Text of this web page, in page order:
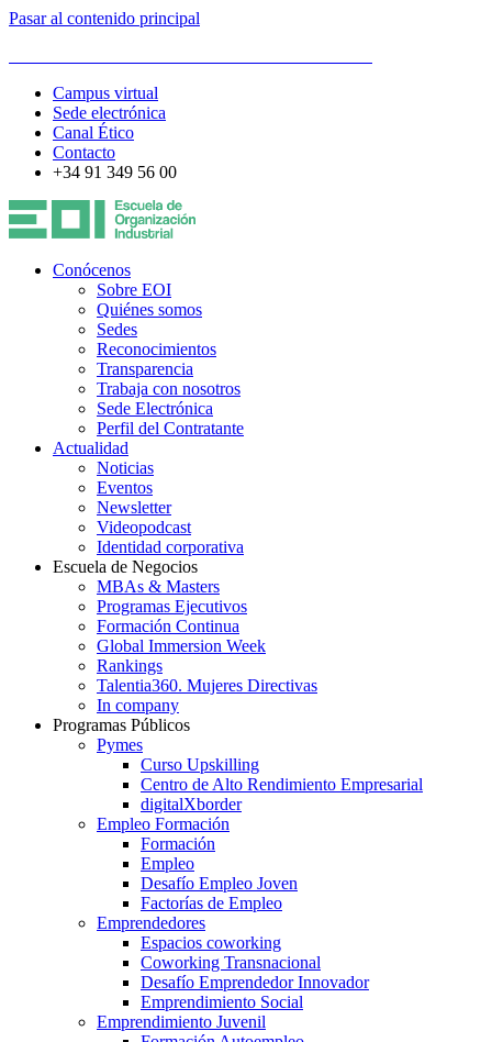
Pasar al contenido principal
Campus virtual
Sede electrónica
Canal Ético
Contacto
+34 91 349 56 00
Conócenos
Sobre EOI
Quiénes somos
Sedes
Reconocimientos
Transparencia
Trabaja con nosotros
Sede Electrónica
Perfil del Contratante
Actualidad
Noticias
Eventos
Newsletter
Videopodcast
Identidad corporativa
Escuela de Negocios
MBAs & Masters
Programas Ejecutivos
Formación Continua
Global Immersion Week
Rankings
Talentia360. Mujeres Directivas
In company
Programas Públicos
Pymes
Curso Upskilling
Centro de Alto Rendimiento Empresarial
digitalXborder
Empleo Formación
Formación
Empleo
Desafío Empleo Joven
Factorías de Empleo
Emprendedores
Espacios coworking
Coworking Transnacional
Desafío Emprendedor Innovador
Emprendimiento Social
Emprendimiento Juvenil